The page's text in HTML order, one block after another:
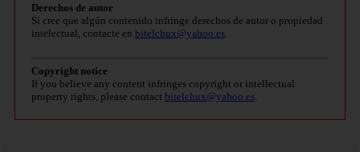
Derechos de autor
Si cree que algún contenido infringe derechos de autor o propiedad
intelectual, contacte en bitelchux@yahoo.es
Copyright notice
If you believe any content infringes copyright or intellectual
property rights, please contact bitelchux@yahoo.es